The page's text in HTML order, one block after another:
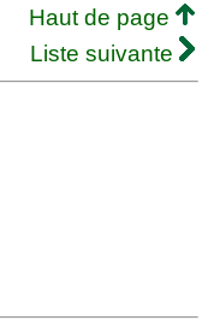
Haut de page
Liste suivante